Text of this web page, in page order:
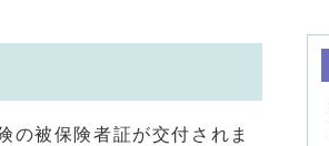
の被保険者証が交付されま